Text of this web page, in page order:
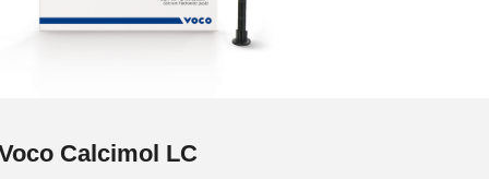
Calcimol LC